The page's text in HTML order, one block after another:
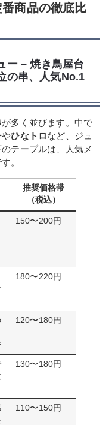
商品の徹底比
ー – 焼き鳥屋台
の串、人気No.1
多く並びます。中で
やひなトロなど、ジュ
テーブルは、人気メ
。
推奨価格帯
（税込）
150〜200円
180〜220円
120〜180円
130〜180円
110〜150円